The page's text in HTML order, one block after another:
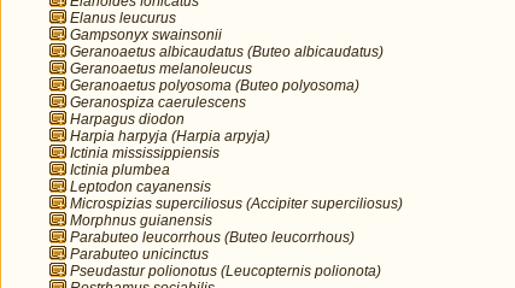
Elanus leucurus
Gampsonyx swainsonii
Geranoaetus albicaudatus (Buteo albicaudatus)
Geranoaetus melanoleucus
Geranoaetus polyosoma (Buteo polyosoma)
Geranospiza caerulescens
Harpagus diodon
Harpia harpyja (Harpia arpyja)
Ictinia mississippiensis
Ictinia plumbea
Leptodon cayanensis
Microspizias superciliosus (Accipiter superciliosus)
Morphnus guianensis
Parabuteo leucorrhous (Buteo leucorrhous)
Parabuteo unicinctus
Pseudastur polionotus (Leucopternis polionota)